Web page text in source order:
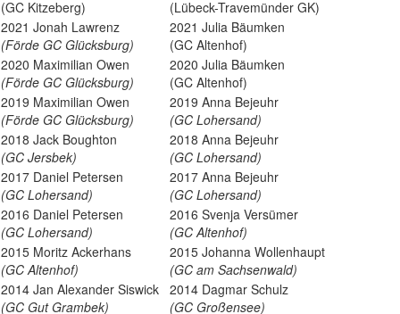
(GC Kitzeberg)
(Lübeck-Travemünder GK)
2021 Jonah Lawrenz
(Förde GC Glücksburg)
2021 Julia Bäumken
(GC Altenhof)
2020 Maximilian Owen
(Förde GC Glücksburg)
2020 Julia Bäumken
(GC Altenhof)
2019 Maximilian Owen
(Förde GC Glücksburg)
2019 Anna Bejeuhr
(GC Lohersand)
2018 Jack Boughton
(GC Jersbek)
2018 Anna Bejeuhr
(GC Lohersand)
2017 Daniel Petersen
(GC Lohersand)
2017 Anna Bejeuhr
(GC Lohersand)
2016 Daniel Petersen
(GC Lohersand)
2016 Svenja Versümer
(GC Altenhof)
2015 Moritz Ackerhans
(GC Altenhof)
2015 Johanna Wollenhaupt
(GC am Sachsenwald)
2014 Jan Alexander Siswick
(GC Gut Grambek)
2014 Dagmar Schulz
(GC Großensee)